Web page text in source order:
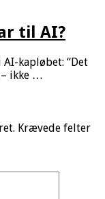
til AI?
kapløbet: “Det
– ikke …
Krævede felter